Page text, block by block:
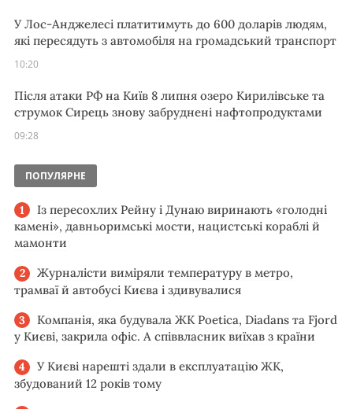
У Лос-Анджелесі платитимуть до 600 доларів людям,
які пересядуть з автомобіля на громадський транспорт
10:20
Після атаки РФ на Київ 8 липня озеро Кирилівське та
струмок Сирець знову забруднені нафтопродуктами
09:28
ПОПУЛЯРНЕ
Із пересохлих Рейну і Дунаю виринають «голодні
камені», давньоримські мости, нацистські кораблі й
мамонти
Журналісти виміряли температуру в метро,
трамваї й автобусі Києва і здивувалися
Компанія, яка будувала ЖК Poetica, Diadans та Fjord
у Києві, закрила офіс. А співвласник виїхав з країни
У Києві нарешті здали в експлуатацію ЖК,
збудований 12 років тому